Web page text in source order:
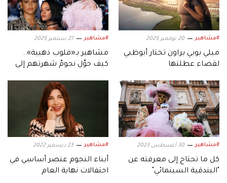
#مشاهير 20 نوفمبر 2025
ميلي بوبي براون تختار أبوظبي
لقضاء عطلتها
#مشاهير 27 سبتمبر 2025
مشاهير بـ«قلوب ذهبية»..
كيف حوَّل نجومٌ شهرتهم إلى
#مشاهير 30 أغسطس 2023
كل ما تحتاج إلى معرفته عن
"البندقية السينمائي"
#مشاهير 23 ديسمبر 2022
أبناء النجوم عنصر أساسي في
احتفالات نهاية العام